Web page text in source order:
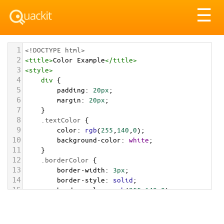
☰
1 <!DOCTYPE html>
2 <title>Color Example</title>
3 <style>
4 div {
5 padding: 20px;
6 margin: 20px;
7 }
8 .textColor {
9 color: rgb(255 140 0);
10 background-color: white;
11 }
12 .borderColor {
13 border-width: 3px;
14 border-style: solid;
15 border-color: rgb(255,140,0);